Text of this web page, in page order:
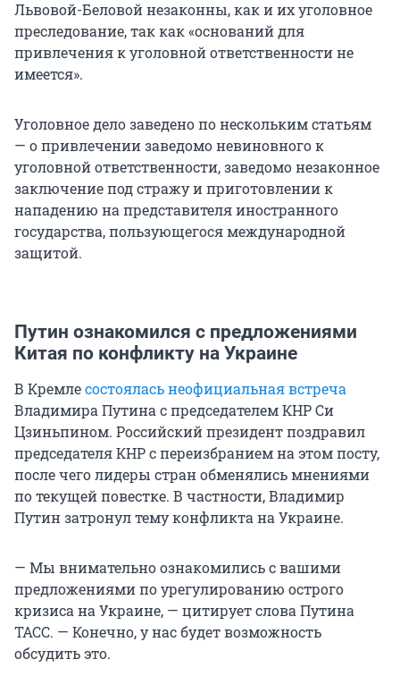
Львовой-Беловой незаконны, как и их уголовное
преследование, так как «оснований для
привлечения к уголовной ответственности не
имеется».
Уголовное дело заведено по нескольким статьям
— о привлечении заведомо невиновного к
уголовной ответственности, заведомо незаконное
заключение под стражу и приготовлении к
нападению на представителя иностранного
государства, пользующегося международной
защитой.
Путин ознакомился с предложениями
Китая по конфликту на Украине
В Кремлесостоялась неофициальная встреча
Владимира Путина с председателем КНР Си
Цзиньпином. Российский президент поздравил
председателя КНР с переизбранием на этом посту,
после чего лидеры стран обменялись мнениями
по текущей повестке. В частности, Владимир
Путин затронул тему конфликта на Украине.
— Мы внимательно ознакомились с вашими
предложениями по урегулированию острого
кризиса на Украине, — цитирует слова Путина
ТАСС. — Конечно, у нас будет возможность
обсудить это.